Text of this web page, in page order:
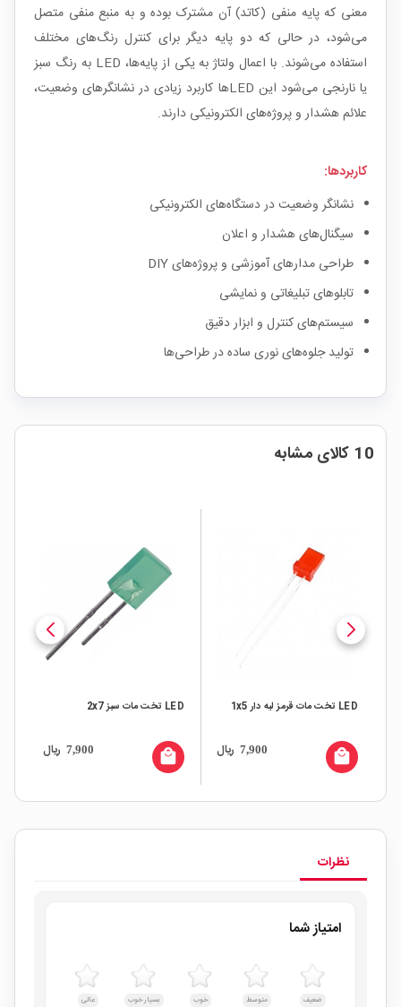
معنی که پایه منفی (کاتد) آن مشترک بوده و به منبع منفی متصل
می‌شود، در حالی که دو پایه دیگر برای کنترل رنگ‌های مختلف
استفاده می‌شوند. با اعمال ولتاژ به یکی از پایه‌ها، LED به رنگ سبز
یا نارنجی می‌شود این LED‌ها کاربرد زیادی در نشانگرهای وضعیت،
علائم هشدار و پروژه‌های الکترونیکی دارند.
کاربردها:
نشانگر وضعیت در دستگاه‌های الکترونیکی
سیگنال‌های هشدار و اعلان
طراحی مدارهای آموزشی و پروژه‌های DIY
تابلوهای تبلیغاتی و نمایشی
سیستم‌های کنترل و ابزار دقیق
تولید جلوه‌های نوری ساده در طراحی‌ها
10 کالای مشابه
LED تخت مات قرمز لبه دار 1x5
7,900 ریال local_mall
LED تخت مات سبز 2x7
7,900 ریال local_mall
نظرات
امتیاز شما
ضعیف متوسط خوب بسیار خوب عالی